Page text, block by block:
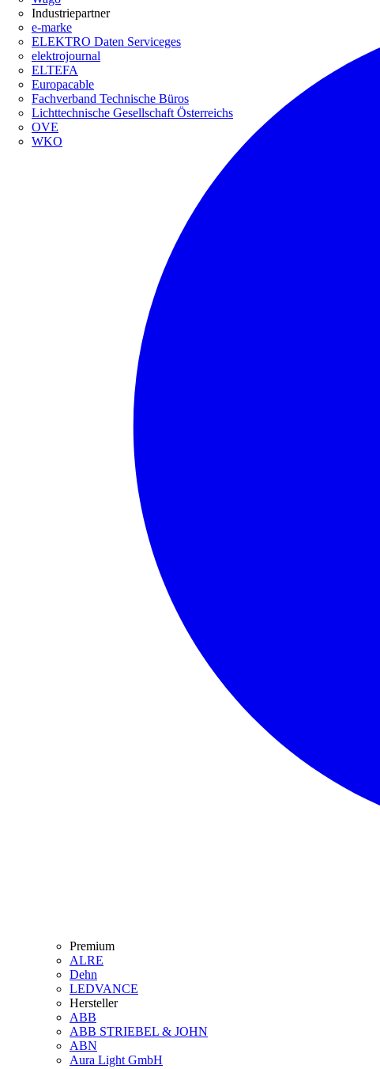
Industriepartner
e-marke
ELEKTRO Daten Serviceges
elektrojournal
ELTEFA
Europacable
Fachverband Technische Büros
Lichttechnische Gesellschaft Österreichs
OVE
WKO
Premium
ALRE
Dehn
LEDVANCE
Hersteller
ABB
ABB STRIEBEL & JOHN
ABN
Aura Light GmbH